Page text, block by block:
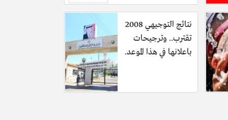
نتائج التوجيهي 2008
تقترب.. وترجيحات
باعلانها في هذا الموعد.